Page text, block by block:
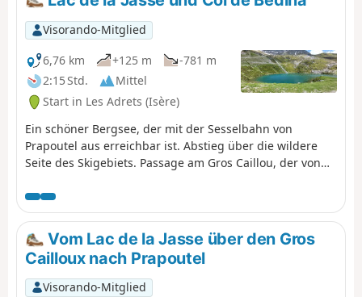
hin, sodass diese Route nicht begehbar ist.
Man muss über den GR®738 umgehen. Bitte
teilen Sie uns in den Nachrichten mit, wenn
Sie Informationen zur Aufhebung dieses
Hinweises haben.
Visorando-Mitglied
6,76 km
+125 m
-781 m
2:15 Std.
Mittel
Start in Les Adrets (Isère)
Ein schöner Bergsee, der mit der Sesselbahn von
Prapoutel aus erreichbar ist. Abstieg über die wildere
Seite des Skigebiets. Passage am Gros Caillou, der von
Vom Lac de la Jasse über den Gros
Cailloux nach Prapoutel
Visorando-Mitglied